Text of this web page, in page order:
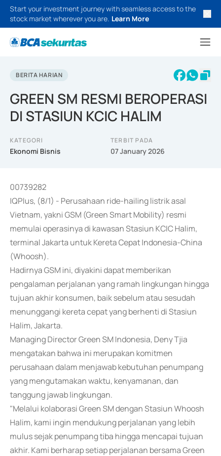
Start your investment journey with seamless access to the
stock market wherever you are. Learn More
BERITA HARIAN
GREEN SM RESMI BEROPERASI
DI STASIUN KCIC HALIM
KATEGORI
Ekonomi Bisnis
TERBIT PADA
07 January 2026
00739282
IQPlus, (8/1) - Perusahaan ride-hailing listrik asal
Vietnam, yakni GSM (Green Smart Mobility) resmi
memulai operasinya di kawasan Stasiun KCIC Halim,
terminal Jakarta untuk Kereta Cepat Indonesia-China
(Whoosh).
Hadirnya GSM ini, diyakini dapat memberikan
pengalaman perjalanan yang ramah lingkungan hingga
tujuan akhir konsumen, baik sebelum atau sesudah
menunggangi kereta cepat yang berhenti di Stasiun
Halim, Jakarta.
Managing Director Green SM Indonesia, Deny Tjia
mengatakan bahwa ini merupakan komitmen
perusahaan dalam menjawab kebutuhan penumpang
yang mengutamakan waktu, kenyamanan, dan
tanggung jawab lingkungan.
"Melalui kolaborasi Green SM dengan Stasiun Whoosh
Halim, kami ingin mendukung perjalanan yang lebih
mulus sejak penumpang tiba hingga mencapai tujuan
akhir. Kami berharap setiap perjalanan bersama Green